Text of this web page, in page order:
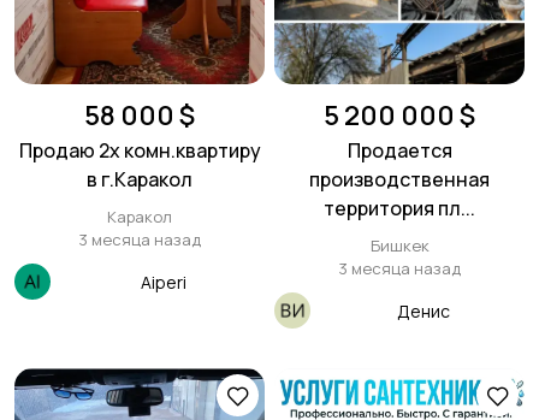
58 000 $
Продаю 2х комн.квартиру
в г.Каракол
Каракол
3 месяца назад
Aiperi
5 200 000 $
Продается
производственная
территория пл...
Бишкек
3 месяца назад
Денис